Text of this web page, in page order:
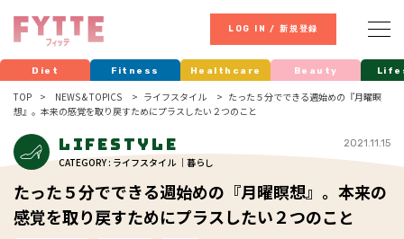
LOG IN / 新規登録
Diet Fitness Healthcare Beauty
TOP NEWS & TOPICS ライフスタイル
たった５分でできる週始めの『月曜瞑
想』。本来の感覚を取り戻すためにプラスしたい２つのこと
Lifestyle
CATEGORY : ライフスタイル ｜暮らし
2021.11.15
たった５分でできる週始めの『月曜瞑想』。本来の
感覚を取り戻すためにプラスしたい２つのこと